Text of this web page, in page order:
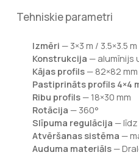
Tehniskie parametri
Izmēri — 3×3 m / 3.5×3.5
Konstrukcija — alumīnijs
Kājas profils— 82×82 mm
Pastiprināts profils 4×4
Ribu profils— 18×30 mm
Rotācija — 360°
Slīpuma regulācija — līdz
Atvēršanas sistēma —
Auduma materiāls—